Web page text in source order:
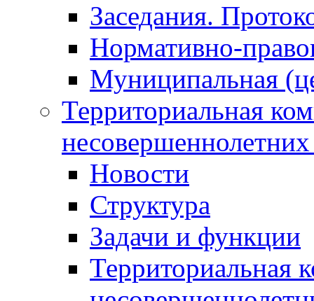
Заседания.
Нормативно-
Муниципальная
Территориальная
Новости
Структура
Задачи и функции
Территориальная